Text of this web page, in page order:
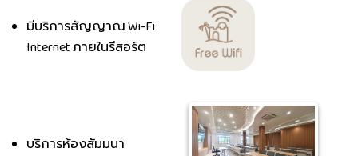
มีบริการสัญญาณ Wi-Fi
Internet ภายในรีสอร์ต
บริการห้องสัมมนา